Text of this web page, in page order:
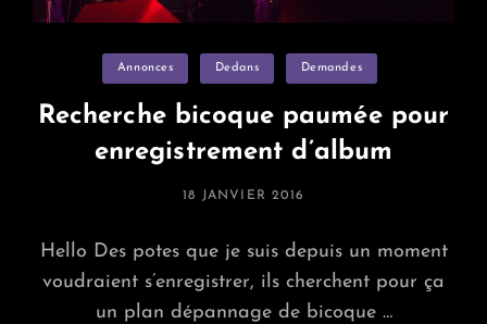
Categories
Annonces Dedans Demandes
Recherche bicoque paumée pour
enregistrement d’album
POSTED
18 JANVIER 2016
Hello Des potes que je suis depuis un moment
voudraient s’enregistrer, ils cherchent pour ça
un plan dépannage de bicoque …